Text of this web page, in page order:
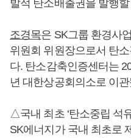
발적 탄소배출권을 발행
조경목은 SK그룹 환경사
위원회 위원장으로서 탄
다. 탄소감축인증센터는
년 대한상공회의소로 이
△국내 최초 ‘탄소중립 석
SK에너지가 국내 최초로